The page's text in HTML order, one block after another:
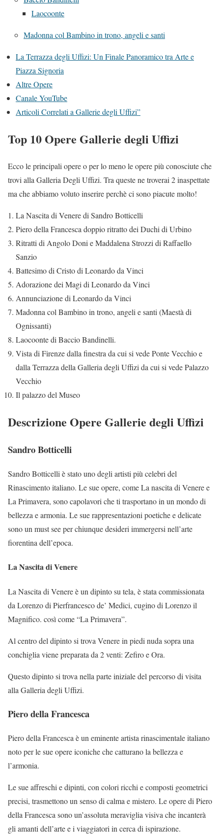
Laocoonte
Madonna col Bambino in trono, angeli e santi
La Terrazza degli Uffizi: Un Finale Panoramico tra Arte e
Piazza Signoria
Altre Opere
Canale YouTube
Articoli Correlati a Gallerie degli Uffizi”
Top 10 Opere Gallerie degli Uffizi
Ecco le principali opere o per lo meno le opere più conosciute che
trovi alla Galleria Degli Uffizi. Tra queste ne troverai 2 inaspettate
ma che abbiamo voluto inserire perchè ci sono piacute molto!
La Nascita di Venere di Sandro Botticelli
Piero della Francesca doppio ritratto dei Duchi di Urbino
Ritratti di Angolo Doni e Maddalena Strozzi di Raffaello
Sanzio
Battesimo di Cristo di Leonardo da Vinci
Adorazione dei Magi di Leonardo da Vinci
Annunciazione di Leonardo da Vinci
Madonna col Bambino in trono, angeli e santi (Maestà di
Ognissanti)
Laocoonte di Baccio Bandinelli.
Vista di Firenze dalla finestra da cui si vede Ponte Vecchio e
dalla Terrazza della Galleria degli Uffizi da cui si vede Palazzo
Vecchio
Il palazzo del Museo
Descrizione Opere Gallerie degli Uffizi
Sandro Botticelli
Sandro Botticelli è stato uno degli artisti più celebri del
Rinascimento italiano. Le sue opere, come La nascita di Venere e
La Primavera, sono capolavori che ti trasportano in un mondo di
bellezza e armonia. Le sue rappresentazioni poetiche e delicate
sono un must see per chiunque desideri immergersi nell’arte
fiorentina dell’epoca.
La Nascita di Venere
La Nascita di Venere è un dipinto su tela, è stata commissionata
da Lorenzo di Pierfrancesco de’ Medici, cugino di Lorenzo il
Magnifico. così come “La Primavera”.
Al centro del dipinto si trova Venere in piedi nuda sopra una
conchiglia viene preparata da 2 venti: Zefiro e Ora.
Questo dipinto si trova nella parte iniziale del percorso di visita
alla Galleria degli Uffizi.
Piero della Francesca
Piero della Francesca è un eminente artista rinascimentale italiano
noto per le sue opere iconiche che catturano la bellezza e
l’armonia.
Le sue affreschi e dipinti, con colori ricchi e composti geometrici
precisi, trasmettono un senso di calma e mistero. Le opere di Piero
della Francesca sono un’assoluta meraviglia visiva che incanterà
gli amanti dell’arte e i viaggiatori in cerca di ispirazione.